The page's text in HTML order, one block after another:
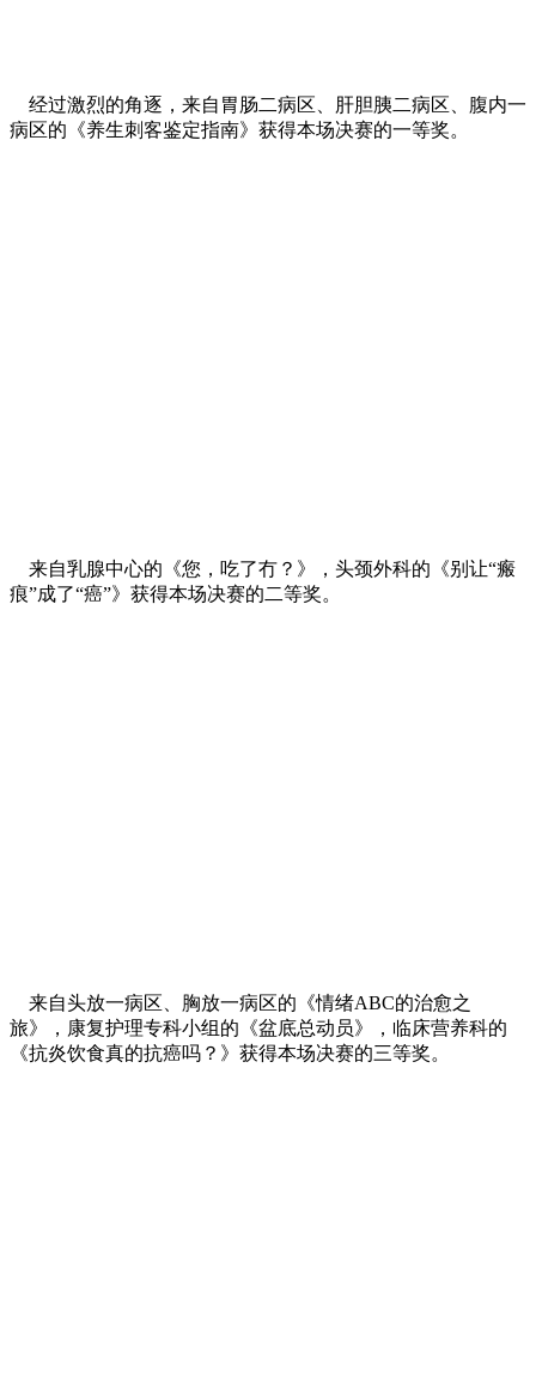
经过激烈的角逐，来自胃肠二病区、肝胆胰二病区、腹内一
病区的《养生刺客鉴定指南》获得本场决赛的一等奖。
来自乳腺中心的《您，吃了冇？》，头颈外科的《别让“瘢
痕”成了“癌”》获得本场决赛的二等奖。
来自头放一病区、胸放一病区的《情绪ABC的治愈之
旅》，康复护理专科小组的《盆底总动员》，临床营养科的
《抗炎饮食真的抗癌吗？》获得本场决赛的三等奖。